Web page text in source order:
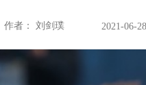
作者： 刘剑璞 2021-06-